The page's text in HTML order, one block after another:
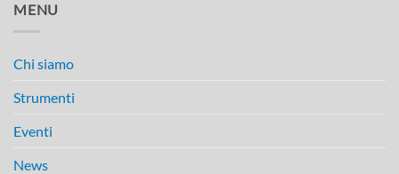
MENU
Chi siamo
Strumenti
Eventi
News